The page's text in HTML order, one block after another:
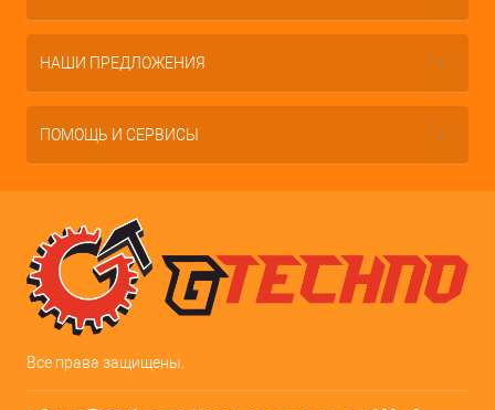
НАШИ ПРЕДЛОЖЕНИЯ
ПОМОЩЬ И СЕРВИСЫ
Все права защищены.